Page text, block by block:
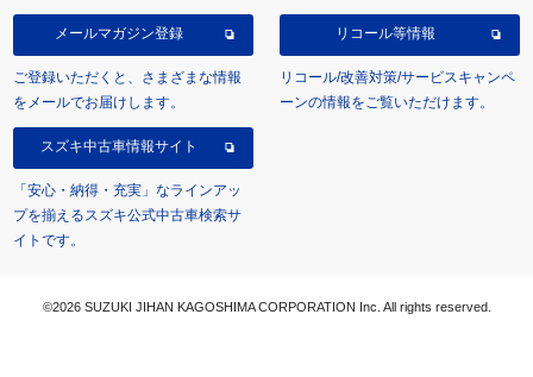
メールマガジン登録
ご登録いただくと、さまざまな情報
をメールでお届けします。
リコール等情報
リコール/改善対策/サービスキャンペ
ーンの情報をご覧いただけます。
スズキ中古車情報サイト
「安心・納得・充実」なラインアッ
プを揃えるスズキ公式中古車検索サ
イトです。
©2026 SUZUKI JIHAN KAGOSHIMA CORPORATION Inc. All rights reserved.